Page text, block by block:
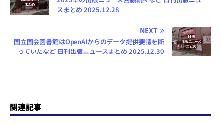
スまとめ 2025.12.28
NEXT
国立国会図書館はOpenAIからのデータ提供要請を断
っていたなど 日刊出版ニュースまとめ 2025.12.30
関連記事